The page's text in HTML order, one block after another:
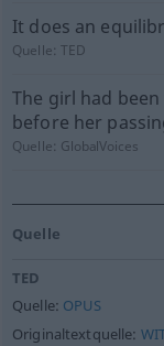
It does an
Quelle:TED
The girl had
before her
Quelle: GlobalVoices
Quelle
TED
Quelle: OPUS
Originaltextquelle: